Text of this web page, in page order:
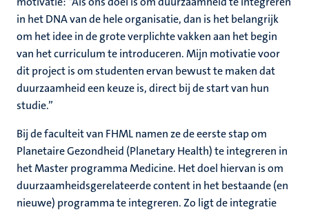
in het DNA van de hele organisatie, dan is het belangrijk
om het idee in de grote verplichte vakken aan het begin
van het curriculum te introduceren. Mijn motivatie voor
dit project is om studenten ervan bewust te maken dat
duurzaamheid een keuze is, direct bij de start van hun
studie.”
Bij de faculteit van FHML namen ze de eerste stap om
Planetaire Gezondheid (Planetary Health) te integreren in
het Master programma Medicine. Het doel hiervan is om
duurzaamheidsgerelateerde content in het bestaande (en
nieuwe) programma te integreren. Zo ligt de integratie